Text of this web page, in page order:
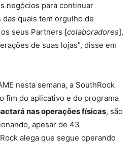
negócios para continuar
quais tem orgulho de
seus Partners [colaboradores],
de suas lojas”, disse em
nesta semana, a SouthRock
fim do aplicativo e do programa
nas operações físicas, são
apesar de 43
alega que segue operando